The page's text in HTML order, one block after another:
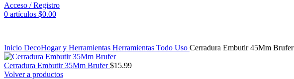
Acceso / Registro
0 artículos $0.00
Inicio DecoHogar y Herramientas Herramientas Todo Uso Cerradura Embutir 45Mm Brufer
Cerradura Embutir 35Mm Brufer$15.99
Volver a productos